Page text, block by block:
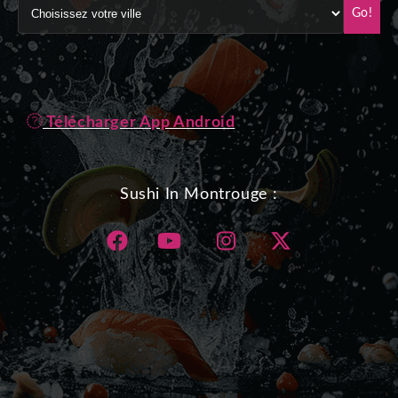
Go!
Télécharger App Android
Sushi In Montrouge :